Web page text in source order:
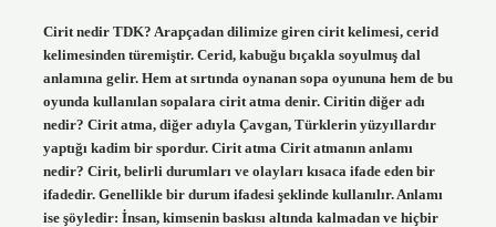
Cirit nedir TDK? Arapçadan dilimize giren cirit kelimesi, cerid
kelimesinden türemiştir. Cerid, kabuğu bıçakla soyulmuş dal
anlamına gelir. Hem at sırtında oynanan sopa oyununa hem de bu
oyunda kullanılan sopalara cirit atma denir. Ciritin diğer adı
nedir? Cirit atma, diğer adıyla Çavgan, Türklerin yüzyıllardır
yaptığı kadim bir spordur. Cirit atma Cirit atmanın anlamı
nedir? Cirit, belirli durumları ve olayları kısaca ifade eden bir
ifadedir. Genellikle bir durum ifadesi şeklinde kullanılır. Anlamı
ise şöyledir: İnsan, kimsenin baskısı altında kalmadan ve hiçbir